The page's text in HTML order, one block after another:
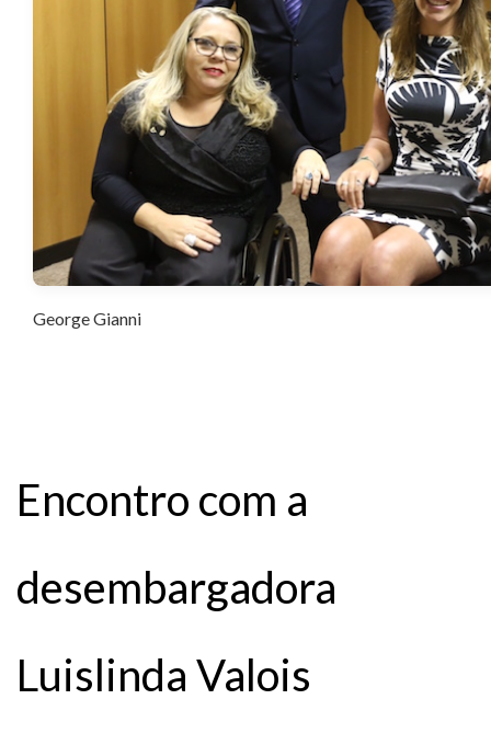
George Gianni
Encontro com a
desembargadora
Luislinda Valois